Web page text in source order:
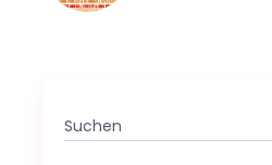
Search
for: